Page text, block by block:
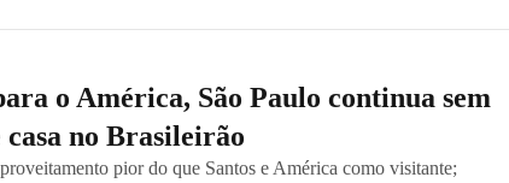
o América, São Paulo continua sem
no Brasileirão
pior do que Santos e América como visitante;